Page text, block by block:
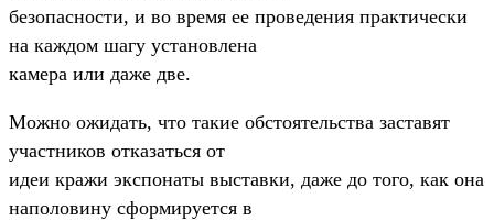
безопасности, и во время ее проведения практически
на каждом шагу установлена
камера или даже две.
Можно ожидать, что такие обстоятельства заставят
участников отказаться от
идеи кражи экспонаты выставки, даже до того, как она
наполовину сформируется в